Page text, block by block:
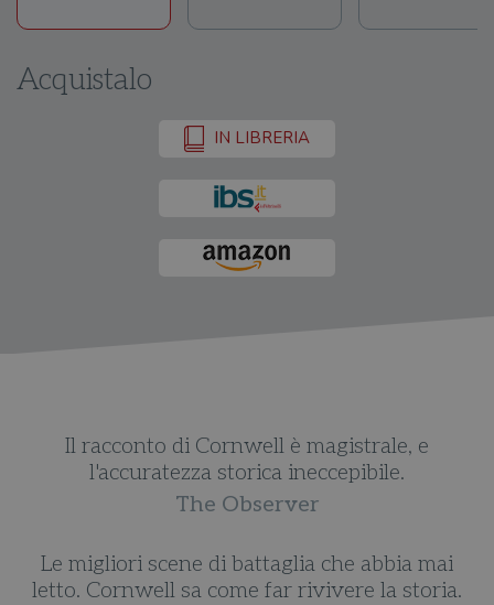
Acquistalo
IN LIBRERIA
Il racconto di Cornwell è magistrale, e
l'accuratezza storica ineccepibile.
The Observer
Le migliori scene di battaglia che abbia mai
letto. Cornwell sa come far rivivere la storia.